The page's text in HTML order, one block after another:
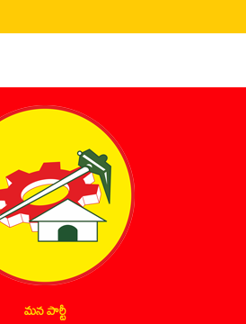
మన పార్టీ